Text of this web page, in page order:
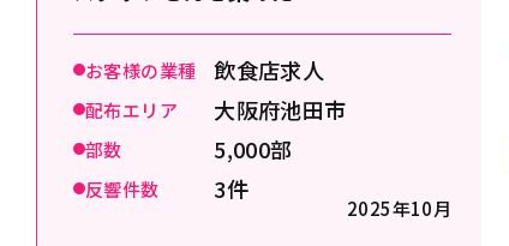
お客様の業種 飲食店求人
配布エリア 大阪府池田市
部数 5,000部
反響件数 3件
2025年10月